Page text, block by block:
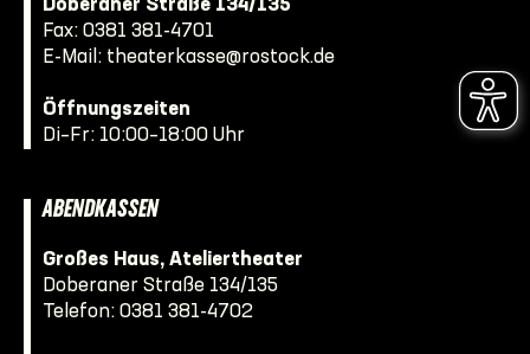
Doberaner Straße 134/135
Fax: 0381 381-4701
E-Mail: theaterkasse@rostock.de
Öffnungszeiten
Di–Fr: 10:00–18:00 Uhr
ABENDKASSEN
Großes Haus, Ateliertheater
Doberaner Straße 134/135
Telefon: 0381 381-4702